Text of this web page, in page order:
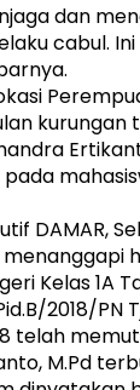
dan
cabul.
DAMAR,
Kelas 1A
2018/PN
telah
M.Pd